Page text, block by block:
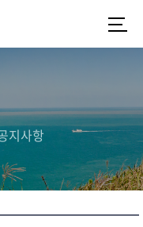
지사항